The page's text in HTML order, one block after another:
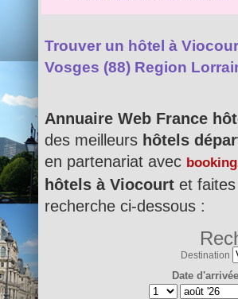
Trouver un hôtel à
Vosges (88) Region
Annuaire Web France
des meilleurs hôtels
en partenariat avec
hôtels à Viocourt et
recherche ci-dessous :
Destination
Date d'arrivée